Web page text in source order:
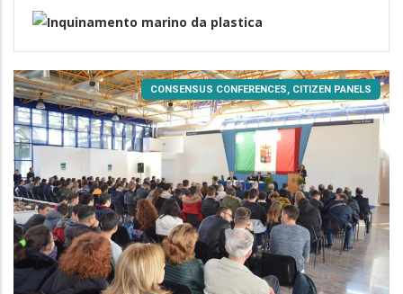
CONSENSUS CONFERENCES, CITIZEN PANELS